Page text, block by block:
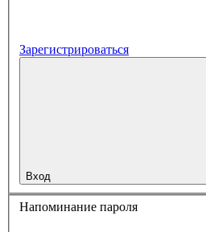
Зарегистрироваться
Вход
Напоминание пароля